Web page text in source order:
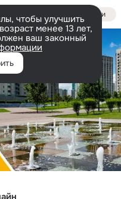
Войти
чтобы улучшить
менее 13 лет,
ваш законный